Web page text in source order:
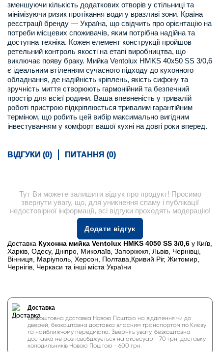
зменшуючи кількість додаткових отворів у стільниці та
мінімізуючи ризик протікання води у вразливі зони. Країна
реєстрації бренду — Україна, що свідчить про орієнтацію на
потреби місцевих споживачів, яким потрібна надійна та
доступна техніка. Кожен елемент конструкції пройшов
ретельний контроль якості на етапі виробництва, що
виключає появу браку. Мийка Ventolux HMKS 40x50 SS 3/0,6
є ідеальним втіленням сучасного підходу до кухонного
обладнання, де надійність кріплень, якість сифону та
зручність миття створюють гармонійний та безпечний
простір для всієї родини. Ваша впевненість у тривалій
роботі пристрою підкріплюється тривалим гарантійним
терміном, що робить цей вибір максимально вигідним
інвестуванням у комфорт вашої кухні на довгі роки вперед.
ВІДГУКИ (0) ПИТАННЯ (0)
Тут Ви можете залишити відгук про продукт! Просимо
звернути увагу, що, для уникнення спаму і публікації
недостовірної інформації, всі відгуки проходять модерацію!
Додати відгук
Доставка Кухонна мийка Ventolux HMKS 4050 SS 3/0,6 у Київ,
Харків, Одесу, Дніпро, Миколаїв, Запоріжжя, Львів, Чернівці,
Вінниця, Маріуполь, Херсон, Полтава,Кривий Ріг, Житомир,
Чернігів, Черкаси та інші міста України
Доставка
Безкоштовна доставка Новою Поштою на відділення чи до
дверей, безкоштовна доставка власним транспортом по Києву
та найближчому передмістю. Зверніть увагу, безкоштовна
доставка не розповсбджується на аксесуар - 70 грн, доставку
холодильників Новою Поштою - 600 грн.